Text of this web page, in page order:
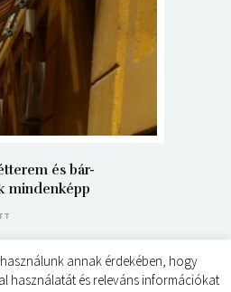
és bár-
mindenképp
annak érdekében, hogy
használatát és releváns információkat